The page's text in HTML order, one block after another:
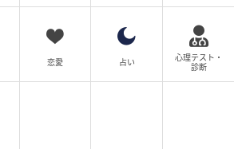
恋愛 占い
心理テスト・
診断